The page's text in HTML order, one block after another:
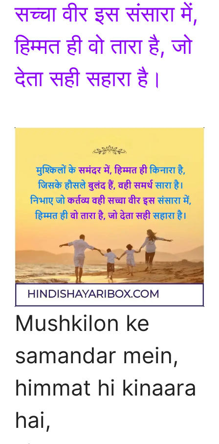
सच्चा वीर इस संसारा में,
हिम्मत ही वो तारा है, जो
देता सही सहारा है।
Mushkilon ke
samandar mein,
himmat hi kinaara
hai,